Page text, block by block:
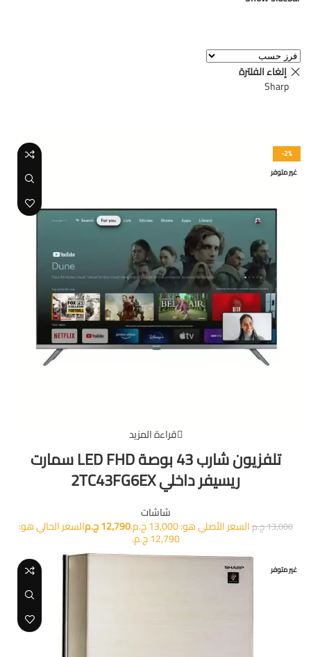
إلغاء الفلترة
Sharp
-2%
غير متوفر
قراءة المزيد
تلفزيون شارب 43 بوصة LED FHD سمارت
ريسيفر داخلي 2TC43FG6EX
شاشات
13,000ج.مالسعر الأصلي هو: 13,000 ج.م. 12,790ج.مالسعر الحالي هو:
12,790 ج.م.
غير متوفر